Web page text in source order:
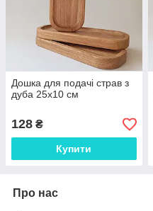
Дошка для подачі страв з
дуба 25х10 см
128 ₴
Купити
Про нас